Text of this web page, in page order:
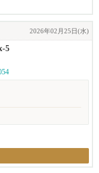
2026年02月25日(水)
5